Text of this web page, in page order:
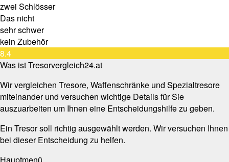
zwei Schlösser
Das nicht
sehr schwer
kein Zubehör
8.4
Was ist Tresorvergleich24.at
Wir vergleichen Tresore, Waffenschränke und Spezialtresore
miteinander und versuchen wichtige Details für Sie
auszuarbeiten um Ihnen eine Entscheidungshilfe zu geben.
Ein Tresor soll richtig ausgewählt werden. Wir versuchen Ihnen
bei dieser Entscheidung zu helfen.
Hauptmenü